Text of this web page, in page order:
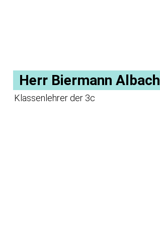
Herr Biermann Albach
Klassenlehrer der 3c